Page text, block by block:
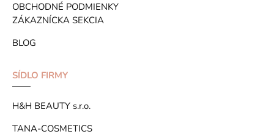
OBCHODNÉ PODMIENKY
ZÁKAZNÍCKA SEKCIA
BLOG
SÍDLO FIRMY
H&H BEAUTY s.r.o.
TANA-COSMETICS